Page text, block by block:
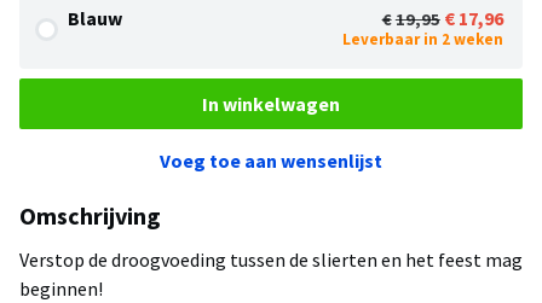
Blauw 19,95 17,96
Leverbaar in 2 weken
In winkelwagen
Voeg toe aan wensenlijst
Omschrijving
Verstop de droogvoeding tussen de slierten en het feest mag
beginnen!